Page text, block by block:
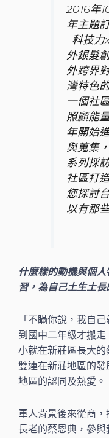
2016年
年主題
–科技力
外銀髮
外跨界
灣特色
一個社
照顧能
年開始
與蒐集
系列採
社區打
您探討
以有那
什麼樣的動機與個
習，為自己土生土
「不瞞你說，我自
到國中二年級才搬
小就在新莊區長大
雙連在新莊地區的
地區的認同及熱愛。
軍人背景後來從商
長老的蔡恩典，參